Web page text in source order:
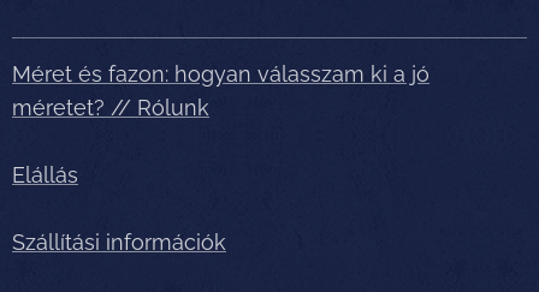
Méret és fazon: hogyan válasszam ki a jó
méretet? // Rólunk
Elállás
Szállítási információk